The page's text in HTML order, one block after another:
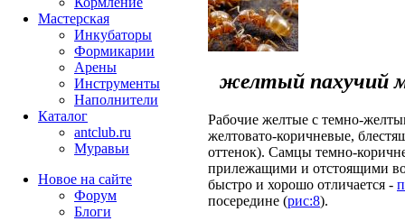
желтый пахучий
Рабочие желтые с темно-
желтовато-коричневые,
оттенок). Самцы темно-
прилежащими и отстоящими
быстро и хорошо отличается -
посередине (рис:8).
Мастерская
Инкубаторы
Формикарии
Арены
Инструменты
Наполнители
Каталог
antclub.ru
Муравьи
Новое на сайте
Форум
Блоги